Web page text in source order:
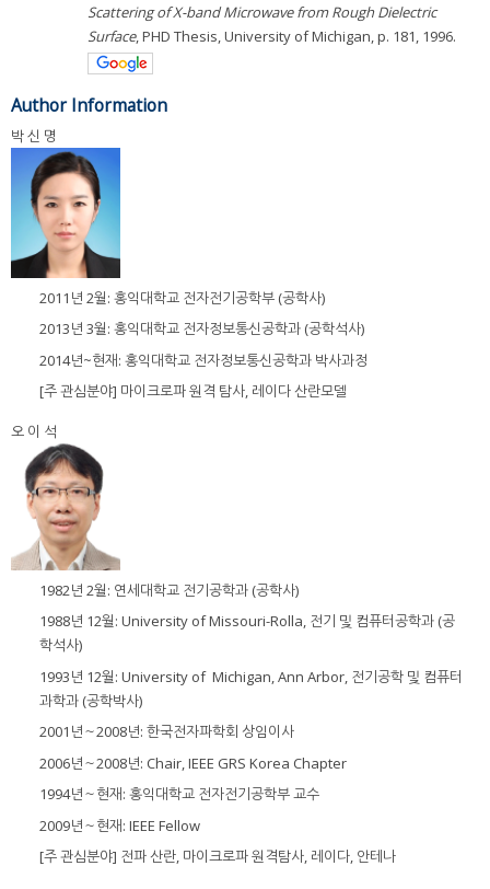
Scattering of X-band Microwave from Rough Dielectric
Surface, PHD Thesis, University of Michigan, p. 181, 1996.
Author Information
박 신 명
2011년 2월: 홍익대학교 전자전기공학부 (공학사)
2013년 3월: 홍익대학교 전자정보통신공학과 (공학석사)
2014년~현재: 홍익대학교 전자정보통신공학과 박사과정
[주 관심분야] 마이크로파 원격 탐사, 레이다 산란모델
오 이 석
1982년 2월: 연세대학교 전기공학과 (공학사)
1988년 12월: University of Missouri-Rolla, 전기 및 컴퓨터공학과 (공
학석사)
1993년 12월: University of Michigan, Ann Arbor, 전기공학 및 컴퓨터
과학과 (공학박사)
2001년～2008년: 한국전자파학회 상임이사
2006년～2008년: Chair, IEEE GRS Korea Chapter
1994년～현재: 홍익대학교 전자전기공학부 교수
2009년～현재: IEEE Fellow
[주 관심분야] 전파 산란, 마이크로파 원격탐사, 레이다, 안테나